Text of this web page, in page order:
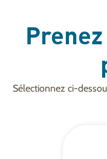
Sélectionnez ci-